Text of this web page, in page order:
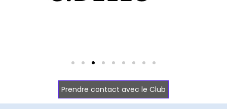
Prendre contact avec le Club